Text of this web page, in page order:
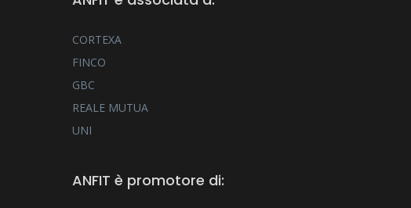
CORTEXA
FINCO
GBC
REALE MUTUA
UNI
ANFIT è promotore di: